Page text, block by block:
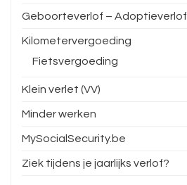
Geboorteverlof – Adoptieverlof
Kilometervergoeding
Fietsvergoeding
Klein verlet (VV)
Minder werken
MySocialSecurity.be
Ziek tijdens je jaarlijks verlof?